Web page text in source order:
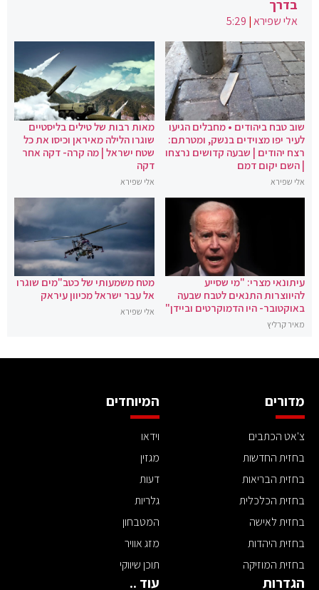
בדרך
אלי שפירא|
5:29
שוב טבח ביהודים • מחבלים הגיעו
לעיר יפו מצוידים בנשק, ומטרתם:
רצח יהודים | שבעה קדושים נרצחו
| השם יקום דמם
אלי שפירא
מאות רבות של טילים בליסטיים
שוגרו הלילה מאיראן וכיסו את כל
שטח ישראל | מה קרה- דקה אחר
דקה
אלי שפירא
עיתונאי מצרי: "מי שסייע
להיווצרות התנאים לטבח שבעה
באוקטובר- היו הדמוקרטים וביידן"
מאיר קרליץ
מטח משמעותי של כטב"מים שוגרו
אל עבר ישראל מכיוון עיראק
אלי שפירא
מדורים
צ'אט הכתבים
בחזית החדשות
בחזית הבריאות
בחזית הכלכלית
בחזית לאישה
בחזית היהדות
בחזית המוזיקה
המיוחדים
וידאו
מגזין
דעות
גלריות
המטבחון
מזג אוויר
תוכן שיווקי
הגדרות עוד ..